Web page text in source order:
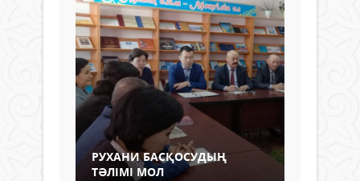
РУХАНИ БАСҚОСУДЫҢ
ТӘЛІМІ МОЛ